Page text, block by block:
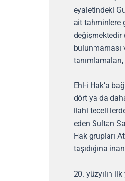
eyaletindeki
ait tahminlere
değişmektedir
bulunmaması
Ehl-i Hak’a
dört ya da
ilahi
eden Sultan
Hak grupları
taşıdığına
20. yüzyılın